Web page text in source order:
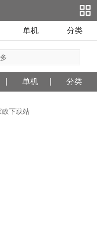
单机 分类
单机 分类
下载站